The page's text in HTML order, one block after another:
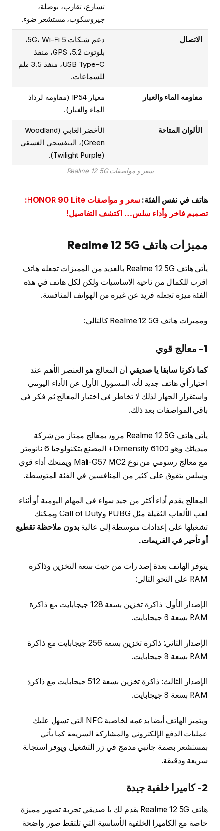
تسارع، تقارب، بوصلة،
جيروسكوب، مستشعر ضوء.
الاتصال
دعم شبكات 5G، Wi-Fi 5،
بلوتوث 5.2، GPS، منفذ
USB Type-C، منفذ 3.5 ملم
للسماعات.
مقاومة الماء والغبار
معيار IP54 (مقاومة لرذاذ
الماء والغبار).
الألوان المتاحة
الأخضر الغابي (Woodland
Green)، البنفسجي الغسقي
(Twilight Purple).
سعر و مواصفات Realme 12 5G
هاتف في نفس الفئة:
سعر و مواصفات HONOR 90 Lite:
تصميم فاخر وأداء سلس… اكتشف التفاصيل!
مميزات هاتف Realme 12 5G
يأتي هاتف Realme 12 5G بالعديد من المميزات تجعله هاتف
اقرب للكمال من ناحية الاساسيات ولكن لكل هاتف في هذه
الفئة ميزة تجعله فريد عن غيره من الهواتف المنافسة.
ومميزات هاتف Realme 12 5G كالتالي:
1- معالج قوي
كما ذكرنا سابقا يا صديقي أن المعالج هو العنصر الأهم عند
اختيار أي هاتف جديد لأنه المسؤول الأول عن الأداء اليومي
واستقرار الجهاز لذلك لا تخاطر في اختيار المعالج ثم فكر في
باقي المواصفات بعد ذلك.
يأتي هاتف Realme 12 5G مزود بمعالج ممتاز من شركة
ميدياتك وهو Dimensity 6100+ المصنع بتكنولوجيا 6 نانومتر
مع معالج رسومي من نوع Mali-G57 MC2 ويمنحك أداء قوي
وسلس يتفوق على كثير من المنافسين في الفئة المتوسطة.
المعالج يقدم أداء أكثر من جيد سواء في المهام اليومية أو أثناء
لعب الألعاب الثقيلة مثل PUBG وCall of Duty ويمكنك
تشغيلها على إعدادات متوسطة إلى عاليةبدون ملاحظة تقطيع
أو تأخير في الفريمات.
يتوفر الهاتف بعدة إصدارات من حيث سعة التخزين وذاكرة
RAM على النحو التالي:
الإصدار الأول: ذاكرة تخزين بسعة 128 جيجابايت مع ذاكرة
RAM بسعة 6 جيجابايت.
الإصدار الثاني: ذاكرة تخزين بسعة 256 جيجابايت مع ذاكرة
RAM بسعة 8 جيجابايت.
الإصدار الثالث: ذاكرة تخزين بسعة 512 جيجابايت مع ذاكرة
RAM بسعة 8 جيجابايت.
ويتميز الهاتف أيضا بدعمه لخاصية NFC التي تسهل عليك
عمليات الدفع الإلكتروني والمشاركة السريعة كما يأتي
بمستشعر بصمة جانبي مدمج في زر التشغيل ويوفر استجابة
سريعة ودقيقة.
2- كاميرا خلفية جيدة
هاتف Realme 12 5G يقدم لك يا صديقي تجربة تصوير مميزة
خاصة مع الكاميرا الخلفية الأساسية التي تلتقط صور واضحة